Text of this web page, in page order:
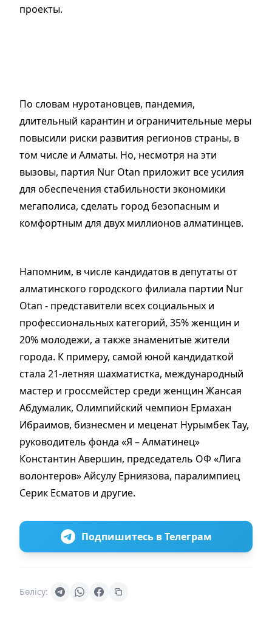
проекты.
По словам нуротановцев, пандемия,
длительный карантин и ограничительные меры
повысили риски развития регионов страны, в
том числе и Алматы. Но, несмотря на эти
вызовы, партия Nur Otan приложит все усилия
для обеспечения стабильности экономики
мегаполиса, сделать город безопасным и
комфортным для двух миллионов алматинцев.
Напомним, в числе кандидатов в депутаты от
алматинского городского филиала партии Nur
Otan - представители всех социальных и
профессиональных категорий, 35% женщин и
20% молодежи, а также знаменитые жители
города. К примеру, самой юной кандидаткой
стала 21-летняя шахматистка, международный
мастер и гроссмейстер среди женщин Жансая
Абдумалик, Олимпийский чемпион Ермахан
Ибраимов, бизнесмен и меценат Нурымбек Тау,
руководитель фонда «Я – Алматинец»
Константин Авершин, председатель ОФ «Лига
волонтеров» Айсулу Ерниязова, паралимпиец
Серик Есматов и другие.
Подпишитесь в Телеграм
Бөлісу: